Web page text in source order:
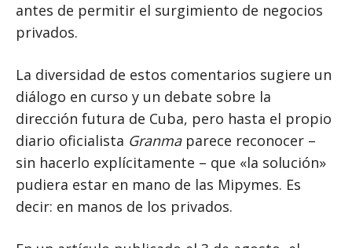
antes de permitir el surgimiento de negocios
privados.
La diversidad de estos comentarios sugiere un
diálogo en curso y un debate sobre la
dirección futura de Cuba, pero hasta el propio
diario oficialista Granmaparece reconocer –
sin hacerlo explícitamente – que «la solución»
pudiera estar en mano de las Mipymes. Es
decir: en manos de los privados.